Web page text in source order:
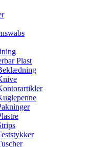
Plast